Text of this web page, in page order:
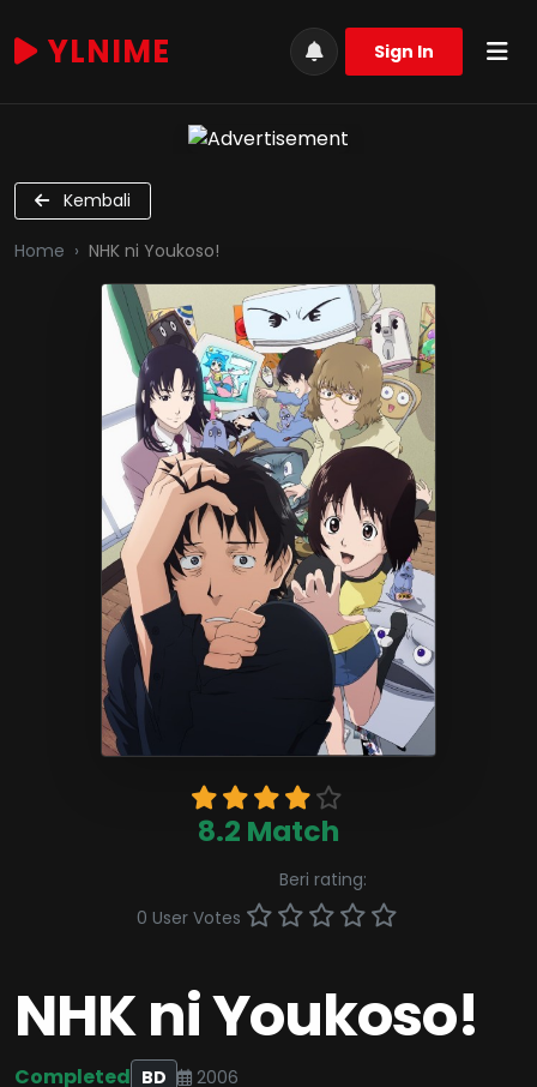
YLNIME Sign In
Kembali
Home NHK ni Youkoso!
8.2 Match
0 User Votes
Beri rating:
NHK ni Youkoso!
Completed BD 2006